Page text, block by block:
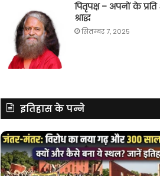
पितृपक्ष – अपनों के प्रति
श्राद्ध
सितम्बर 7, 2025
इतिहास के पन्ने